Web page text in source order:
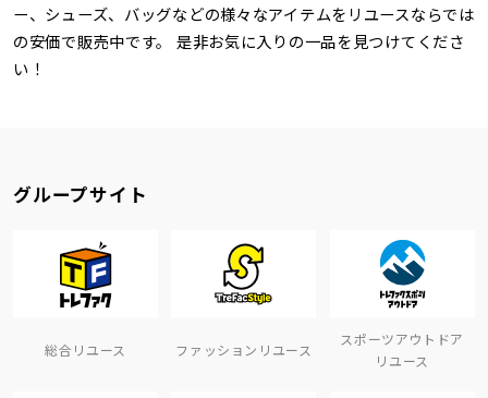
ー、シューズ、バッグなどの様々なアイテムをリユースならでは
の安価で販売中です。 是非お気に入りの一品を見つけてくださ
い！
グループサイト
総合リユース ファッションリユース
スポーツアウトドア
リユース